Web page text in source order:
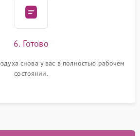
6. Готово
снова у вас в полностью рабочем
состоянии.